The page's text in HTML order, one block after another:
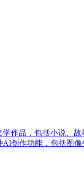
作品，包括小说、
创作功能，包括图